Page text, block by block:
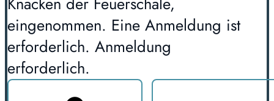
eingenommen. Eine Anmeldung ist
erforderlich. Anmeldung
erforderlich.